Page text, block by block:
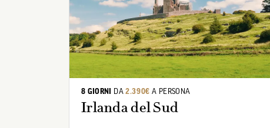
8 GIORNI DA2.390€ A PERSONA
Irlanda del Sud